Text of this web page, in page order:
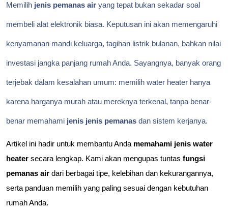
Memilih jenis pemanas air yang tepat bukan sekadar soal
membeli alat elektronik biasa. Keputusan ini akan memengaruhi
kenyamanan mandi keluarga, tagihan listrik bulanan, bahkan nilai
investasi jangka panjang rumah Anda. Sayangnya, banyak orang
terjebak dalam kesalahan umum: memilih water heater hanya
karena harganya murah atau mereknya terkenal, tanpa benar-
benar memahami jenis jenis pemanas dan sistem kerjanya.
Artikel ini hadir untuk membantu Anda memahami jenis water
heater secara lengkap. Kami akan mengupas tuntas fungsi
pemanas air dari berbagai tipe, kelebihan dan kekurangannya,
serta panduan memilih yang paling sesuai dengan kebutuhan
rumah Anda.